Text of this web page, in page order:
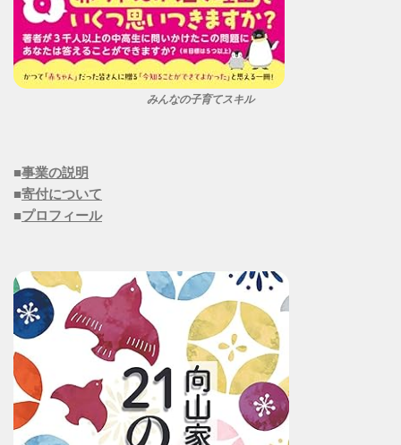
みんなの子育てスキル
■事業の説明
■寄付について
■プロフィール